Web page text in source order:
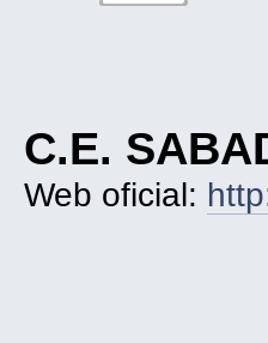
C.E.
Web oficial: